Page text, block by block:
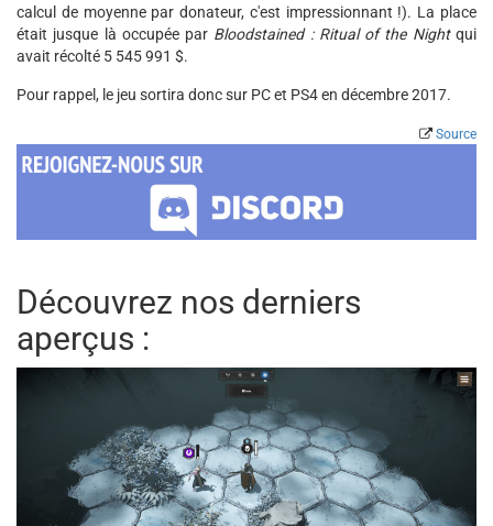
calcul de moyenne par donateur, c'est impressionnant !). La place
était jusque là occupée par Bloodstained : Ritual of the Nightqui
avait récolté 5 545 991 $.
Pour rappel, le jeu sortira donc sur PC et PS4 en décembre 2017.
Source
Découvrez nos derniers
aperçus :